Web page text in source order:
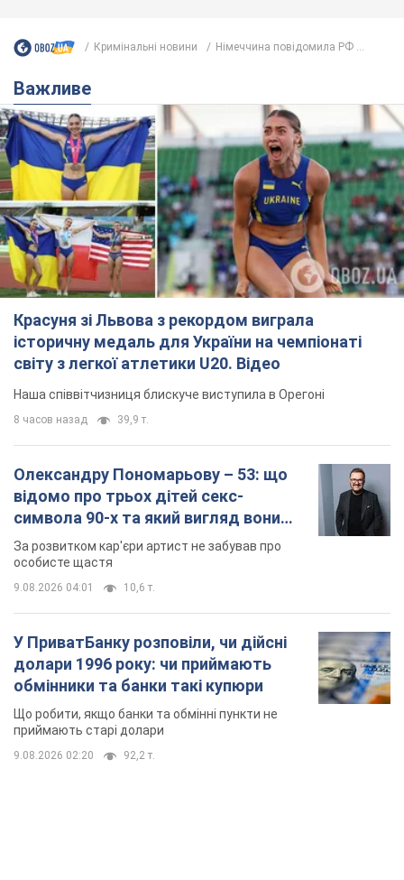
Кримінальні новини Німеччина повідомила РФ ...
Важливе
Красуня зі Львова з рекордом виграла
історичну медаль для України на чемпіонаті
світу з легкої атлетики U20. Відео
Наша співвітчизниця блискуче виступила в Орегоні
8 часов назад 39,9 т.
Олександру Пономарьову – 53: що
відомо про трьох дітей секс-
символа 90-х та який вигляд вони
мають
За розвитком кар'єри артист не забував про
особисте щастя
9.08.2026 04:01 10,6 т.
У ПриватБанку розповіли, чи дійсні
долари 1996 року: чи приймають
обмінники та банки такі купюри
Що робити, якщо банки та обмінні пункти не
приймають старі долари
9.08.2026 02:20 92,2 т.